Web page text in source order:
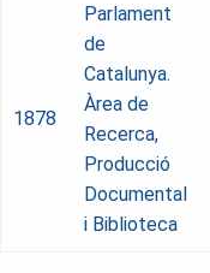
1878
Parlament
de
Catalunya.
Àrea de
Recerca,
Producció
Documental
i Biblioteca